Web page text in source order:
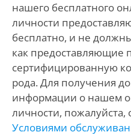
нашего бесплатного
личности
бесплатно, и не
как предоставляющие
сертифицированную
рода. Для получения
информации о нашем
личности,
Условиями